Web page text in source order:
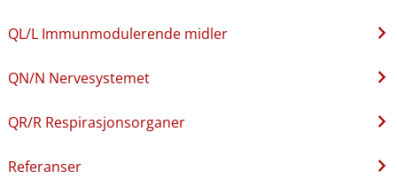
QL​/​L Immunmodulerende midler
QN​/​N Nervesystemet
QR​/​R Respirasjonsorganer
Referanser